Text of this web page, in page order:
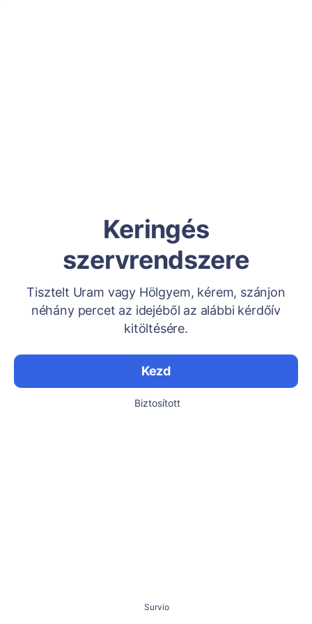
Keringés
szervrendszere
Tisztelt Uram vagy Hölgyem, kérem, szánjon
néhány percet az idejéből az alábbi kérdőív
kitöltésére.
Kezd
Biztosított
Survio